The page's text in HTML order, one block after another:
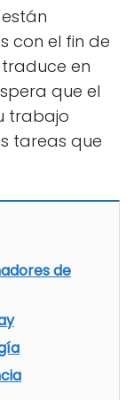
con el fin de
traduce en
que el
trabajo
tareas que
de